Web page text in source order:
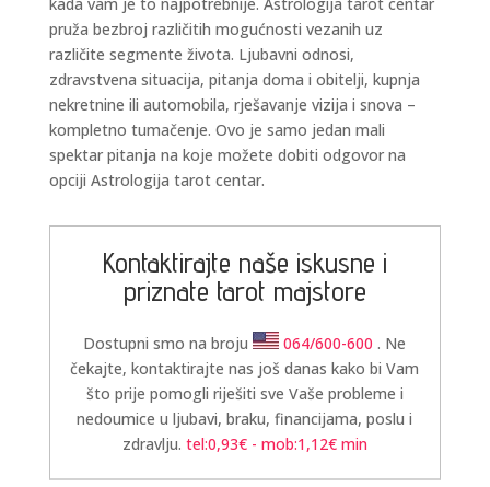
pruža bezbroj različitih mogućnosti vezanih uz
različite segmente života. Ljubavni odnosi,
zdravstvena situacija, pitanja doma i obitelji, kupnja
nekretnine ili automobila, rješavanje vizija i snova –
kompletno tumačenje. Ovo je samo jedan mali
spektar pitanja na koje možete dobiti odgovor na
opciji Astrologija tarot centar.
Kontaktirajte naše iskusne i
priznate tarot majstore
Dostupni smo na broju 064/600-600 . Ne
čekajte, kontaktirajte nas još danas kako bi Vam
što prije pomogli riješiti sve Vaše probleme i
nedoumice u ljubavi, braku, financijama, poslu i
zdravlju. tel:0,93€ - mob:1,12€ min
KRISTINA/ Kod 160
TEHNIKE:asrologija; numerologija, tarot
Broj tel: 064/600-600
tel:0,93€ - mob:1,12€ min